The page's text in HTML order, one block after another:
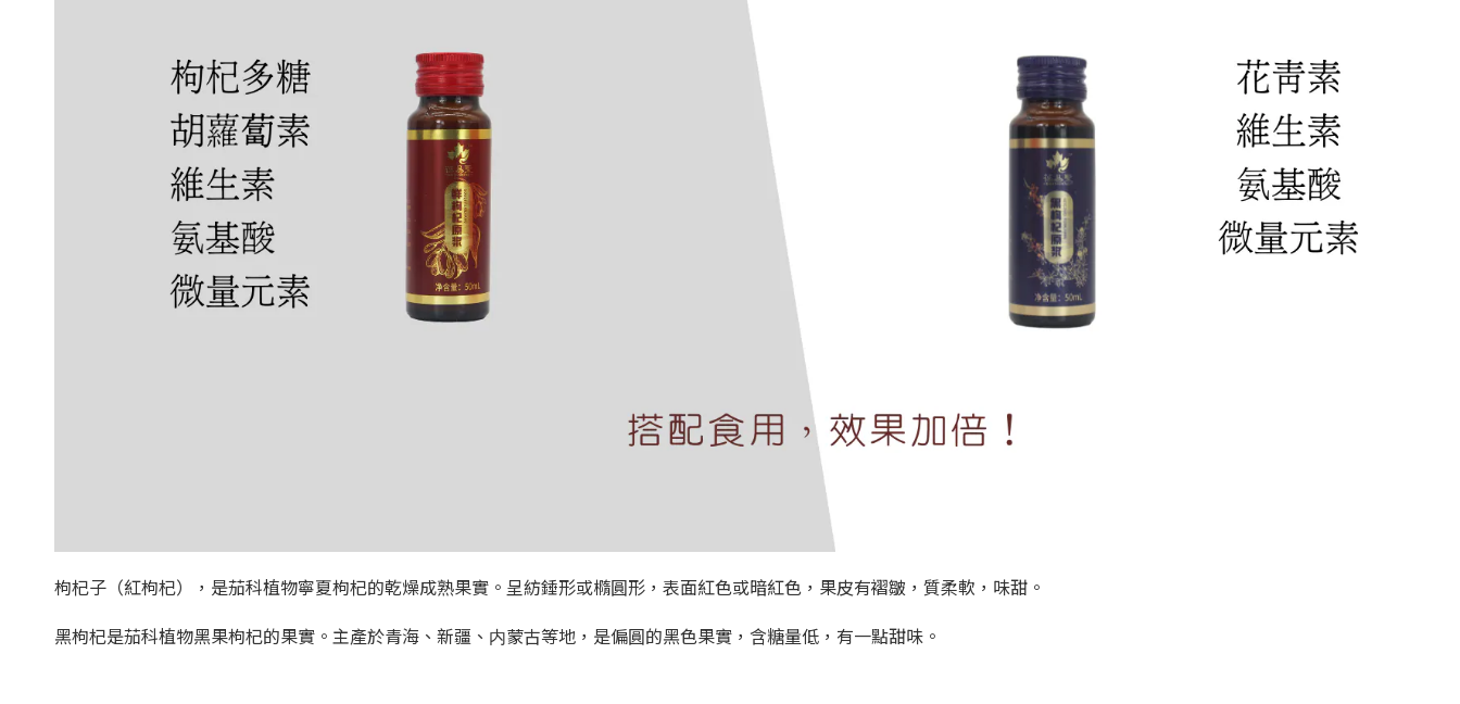
枸杞子（紅枸杞），是茄科植物寧夏枸杞的乾燥成熟果實。呈紡錘形或橢圓形，表面紅色或暗紅色，果皮有褶皺， 質柔軟，味甜。
黑枸杞是茄科植物黑果枸杞的果實。主產於青海、新疆、内蒙古等地，是偏圓的黑色果實，含糖量低，有一點甜味。